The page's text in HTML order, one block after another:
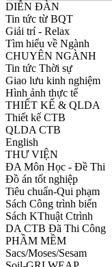
DIỄN ĐÀN
Tin tức từ BQT
Giải trí - Relax
Tìm hiểu về Ngành
CHUYÊN NGÀNH
Tin tức Thời sự
Giao lưu kinh nghiệm
Hình ảnh thực tế
THIẾT KẾ & QLDA
Thiết kế CTB
QLDA CTB
English
THƯ VIỆN
ĐA Môn Học - Đề Thi
Đồ án tốt nghiệp
Tiêu chuẩn-Qui phạm
Sách Công trình biển
Sách KThuật Ctrình
DA CTB Đã Thi Công
PHẦM MỀM
Sacs/Moses/Sesam